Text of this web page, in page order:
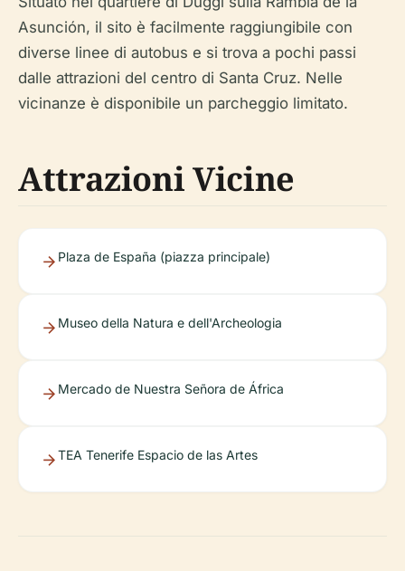
Asunción, il sito è facilmente raggiungibile con
diverse linee di autobus e si trova a pochi passi
dalle attrazioni del centro di Santa Cruz. Nelle
vicinanze è disponibile un parcheggio limitato.
Attrazioni Vicine
Plaza de España (piazza principale)
Museo della Natura e dell'Archeologia
Mercado de Nuestra Señora de África
TEA Tenerife Espacio de las Artes